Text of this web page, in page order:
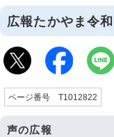
広報たかやま令
ページ番号 T1012822
声の広報